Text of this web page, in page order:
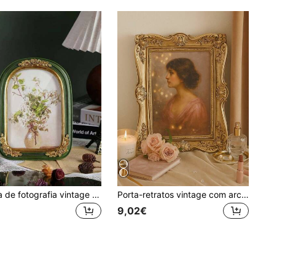
Moldura de fotografia vintage em forma de arco verde, moldura de fotografia vintage de 5x7 e 8x10 polegadas, padrão floral dourado requintado, resina texturizada feita à mão, moldura de fotografia em estilo antigo, adequada para decoração de parede, também como presente de casamento para a noiva ou presente de feriado. Porta-retratos vintage com arco dourado para casamento, lembrança romântica e elegante, decoração de luxo para mesa ou escritório.
9,02€